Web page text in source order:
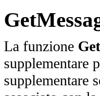
La funzione
supplementare
supplementare